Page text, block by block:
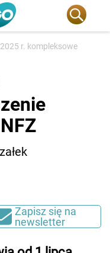
r. kompleksowe
Zapisz się na
newsletter